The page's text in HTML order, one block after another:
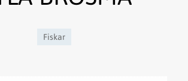
Fiskar